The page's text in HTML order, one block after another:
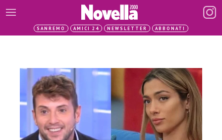
SANREMO AMICI 24 NEWSLETTER ABBONATI